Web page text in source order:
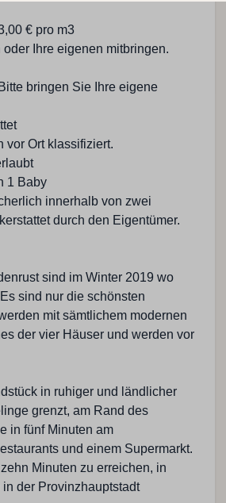
1 - 5 KM
2
Spüle : 1
in Dusche : 2
1
im Badezimmer
der Duschen: 2
mit drei Deutsche Sender
Spieler
€ pro m3
Ihre eigenen mitbringen.
bringen Sie Ihre eigene
vor Ort klassifiziert.
1 Baby
innerhalb von zwei
durch den Eigentümer.
sind im Winter 2019 wo
sind nur die schönsten
mit sämtlichem modernen
der vier Häuser und werden vor
in ruhiger und ländlicher
grenzt, am Rand des
in fünf Minuten am
und einem Supermarkt.
Minuten zu erreichen, in
der Provinzhauptstadt